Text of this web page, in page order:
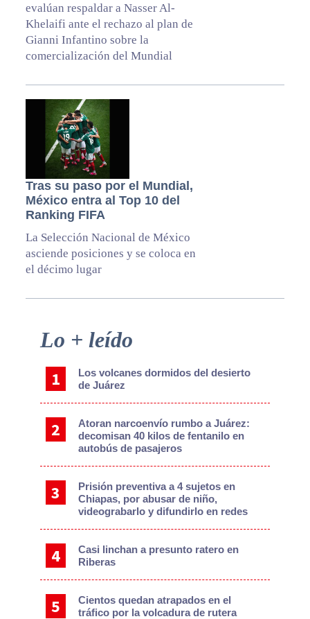
evalúan respaldar a Nasser Al-
Khelaifi ante el rechazo al plan de
Gianni Infantino sobre la
comercialización del Mundial
Tras su paso por el Mundial,
México entra al Top 10 del
Ranking FIFA
La Selección Nacional de México
asciende posiciones y se coloca en
el décimo lugar
Primary
Sidebar
Lo + leído
Los volcanes dormidos del desierto
de Juárez
Atoran narcoenvío rumbo a Juárez:
decomisan 40 kilos de fentanilo en
autobús de pasajeros
Prisión preventiva a 4 sujetos en
Chiapas, por abusar de niño,
videograbarlo y difundirlo en redes
Casi linchan a presunto ratero en
Riberas
Cientos quedan atrapados en el
tráfico por la volcadura de rutera